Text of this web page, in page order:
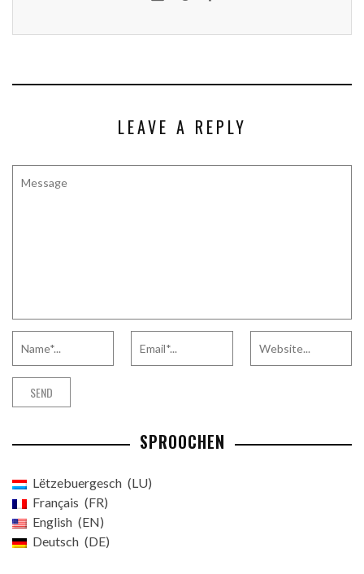
LEAVE A REPLY
SPROOCHEN
Lëtzebuergesch
LU
Français
FR
English
EN
Deutsch
DE